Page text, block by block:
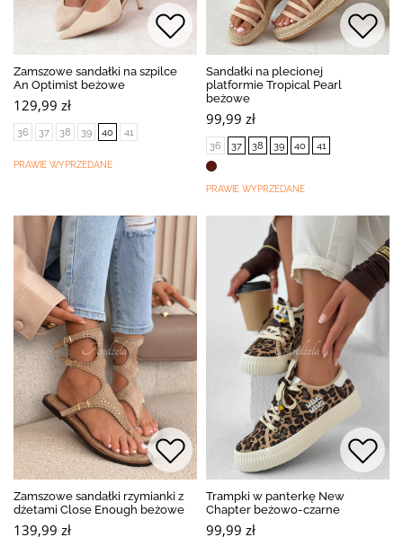
Zamszowe sandałki na szpilce
An Optimist beżowe
129,99 zł
36 37 38 39 40 41
PRAWIE WYPRZEDANE
Sandałki na plecionej
platformie Tropical Pearl
beżowe
99,99 zł
36 37 38 39 40 41
PRAWIE WYPRZEDANE
Zamszowe sandałki rzymianki z
dżetami Close Enough beżowe
139,99 zł
Trampki w panterkę New
Chapter beżowo-czarne
99,99 zł